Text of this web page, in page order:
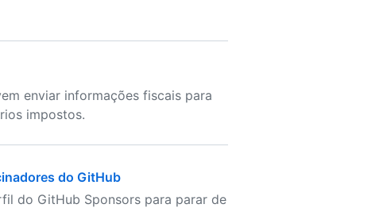
enviar informações fiscais para
impostos.
do GitHub
do GitHub Sponsors para parar de